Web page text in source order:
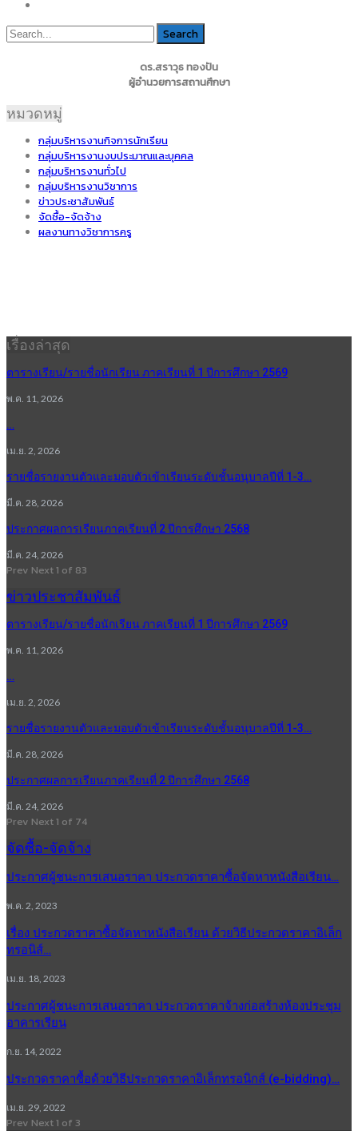
ดร.สราวุธ ทองปัน
ผู้อำนวยการสถานศึกษา
หมวดหมู่
กลุ่มบริหารงานกิจการนักเรียน
กลุ่มบริหารงานงบประมาณและบุคคล
กลุ่มบริหารงานทั่วไป
กลุ่มบริหารงานวิชาการ
ข่าวประชาสัมพันธ์
จัดซื้อ-จัดจ้าง
ผลงานทางวิชาการครู
เรื่องล่าสุด
ตารางเรียน/รายชื่อนักเรียน ภาคเรียนที่ 1 ปีการศึกษา 2569
พ.ค. 11, 2026
…
เม.ย. 2, 2026
รายชื่อรายงานตัวและมอบตัวเข้าเรียนระดับชั้นอนุบาลปีที่ 1-3…
มี.ค. 28, 2026
ประกาศผลการเรียนภาคเรียนที่ 2 ปีการศึกษา 2568
มี.ค. 24, 2026
Prev Next1 of 83
ข่าวประชาสัมพันธ์
ตารางเรียน/รายชื่อนักเรียน ภาคเรียนที่ 1 ปีการศึกษา 2569
พ.ค. 11, 2026
…
เม.ย. 2, 2026
รายชื่อรายงานตัวและมอบตัวเข้าเรียนระดับชั้นอนุบาลปีที่ 1-3…
มี.ค. 28, 2026
ประกาศผลการเรียนภาคเรียนที่ 2 ปีการศึกษา 2568
มี.ค. 24, 2026
Prev Next1 of 74
จัดซื้อ-จัดจ้าง
ประกาศผู้ชนะการเสนอราคา ประกวดราคาซื้อจัดหาหนังสือเรียน…
พ.ค. 2, 2023
เรื่อง ประกวดราคาซื้อจัดหาหนังสือเรียน ด้วยวิธีประกวดราคาอิเล็ก
ทรอนิส์…
เม.ย. 18, 2023
ประกาศผู้ชนะการเสนอราคา ประกวดราคาจ้างก่อสร้างห้องประชุม
อาคารเรียน
ก.ย. 14, 2022
ประกวดราคาซื้อด้วยวิธีประกวดราคาอิเล็กทรอนิกส์ (e-bidding)…
เม.ย. 29, 2022
Prev Next1 of 3